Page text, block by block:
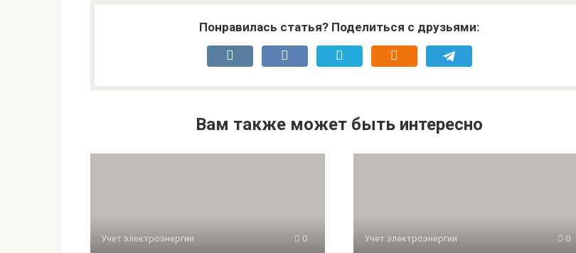
Понравилась статья? Поделиться с друзьями:
Вам также может быть интересно
Учет электроэнергии 0 Учет электроэнергии 0